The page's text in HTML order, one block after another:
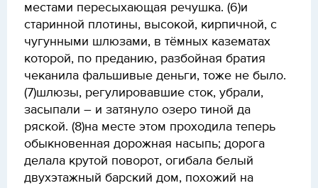
местами пересыхающая речушка. (6)и
старинной плотины, высокой, кирпичной, с
чугунными шлюзами, в тёмных казематах
которой, по преданию, разбойная братия
чеканила фальшивые деньги, тоже не было.
(7)шлюзы, регулировавшие сток, убрали,
засыпали – и затянуло озеро тиной да
ряской. (8)на месте этом проходила теперь
обыкновенная дорожная насыпь; дорога
делала крутой поворот, огибала белый
двухэтажный барский дом, похожий на